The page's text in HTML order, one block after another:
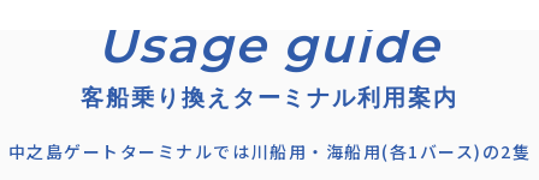
客船乗り換えターミナル利用案内
中之島ゲートターミナルでは川船用・海船用(各1バース)の2隻